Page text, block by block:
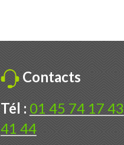
Contacts
Tél : 01 45 74 17 43
41 44